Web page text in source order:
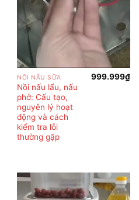
NỒI NẤU SỮA
Nồi nấu lẩu, nấu
phở: Cấu tạo,
nguyên lý hoạt
động và cách
kiểm tra lỗi
thường gặp
999.999₫